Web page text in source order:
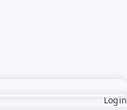
Login